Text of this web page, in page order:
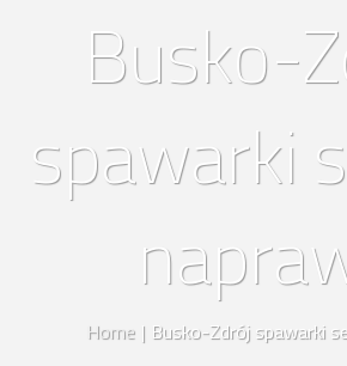
Busko-
spawarki
Home | Busko-Zdrój spawarki